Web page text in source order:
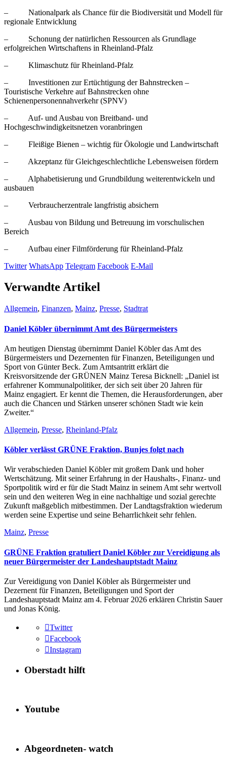
– Nationalpark als Chance für die Biodiversität und Modell für
regionale Entwicklung
– Schonung der natürlichen Ressourcen als Grundlage
erfolgreichen Wirtschaftens in Rheinland-Pfalz
– Klimaschutz für Rheinland-Pfalz
– Investitionen zur Ertüchtigung der Bahnstrecken –
Touristische Verkehre auf Bahnstrecken ohne
Schienenpersonennahverkehr (SPNV)
– Auf- und Ausbau von Breitband- und
Hochgeschwindigkeitsnetzen voranbringen
– Fleißige Bienen – wichtig für Ökologie und Landwirtschaft
– Akzeptanz für Gleichgeschlechtliche Lebensweisen fördern
– Alphabetisierung und Grundbildung weiterentwickeln und
ausbauen
– Verbraucherzentrale langfristig absichern
– Ausbau von Bildung und Betreuung im vorschulischen
Bereich
– Aufbau einer Filmförderung für Rheinland-Pfalz
Twitter WhatsApp Telegram Facebook E-Mail
Verwandte Artikel
Allgemein, Finanzen, Mainz, Presse, Stadtrat
Daniel Köbler übernimmt Amt des Bürgermeisters
Am heutigen Dienstag übernimmt Daniel Köbler das Amt des
Bürgermeisters und Dezernenten für Finanzen, Beteiligungen und
Sport von Günter Beck. Zum Amtsantritt erklärt die
Kreisvorsitzende der GRÜNEN Mainz Teresa Bicknell: „Daniel ist
erfahrener Kommunalpolitiker, der sich seit über 20 Jahren für
Mainz engagiert. Er kennt die Themen, die Herausforderungen, aber
auch die Chancen und Stärken unserer schönen Stadt wie kein
Zweiter.“
Allgemein, Presse, Rheinland-Pfalz
Köbler verlässt GRÜNE Fraktion, Bunjes folgt nach
Wir verabschieden Daniel Köbler mit großem Dank und hoher
Wertschätzung. Mit seiner Erfahrung in der Haushalts-, Finanz- und
Sportpolitik wird er für die Stadt Mainz in seinem Amt sehr wertvoll
sein und den weiteren Weg in eine nachhaltige und sozial gerechte
Zukunft maßgeblich mitbestimmen. Der Landtagsfraktion wiederum
werden seine Expertise und seine Beharrlichkeit sehr fehlen.
Mainz, Presse
GRÜNE Fraktion gratuliert Daniel Köbler zur Vereidigung als
neuer Bürgermeister der Landeshauptstadt Mainz
Zur Vereidigung von Daniel Köbler als Bürgermeister und
Dezernent für Finanzen, Beteiligungen und Sport der
Landeshauptstadt Mainz am 4. Februar 2026 erklären Christin Sauer
und Jonas König.
Twitter
Facebook
Instagram
Oberstadt hilft
Youtube
Abgeordneten- watch